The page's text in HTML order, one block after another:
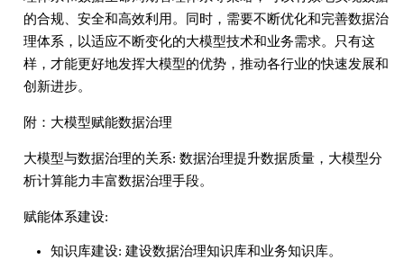
的合规、安全和高效利用。同时，需要不断优化和完善数据治
理体系，以适应不断变化的大模型技术和业务需求。只有这
样，才能更好地发挥大模型的优势，推动各行业的快速发展和
创新进步。
附：大模型赋能数据治理
大模型与数据治理的关系: 数据治理提升数据质量，大模型分
析计算能力丰富数据治理手段。
赋能体系建设:
知识库建设: 建设数据治理知识库和业务知识库。